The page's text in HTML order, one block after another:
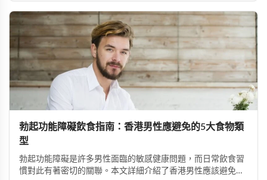
勃起功能障礙飲食指南：香港男性應避免的5大食物類
型
勃起功能障礙是許多男性面臨的敏感健康問題，而日常飲食習
慣對此有著密切的關聯。本文詳細介紹了香港男性應該避免或